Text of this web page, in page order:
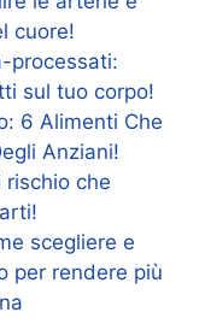
cuore!
processati:
sul tuo corpo!
6 Alimenti Che
Anziani!
che
scegliere e
per rendere più